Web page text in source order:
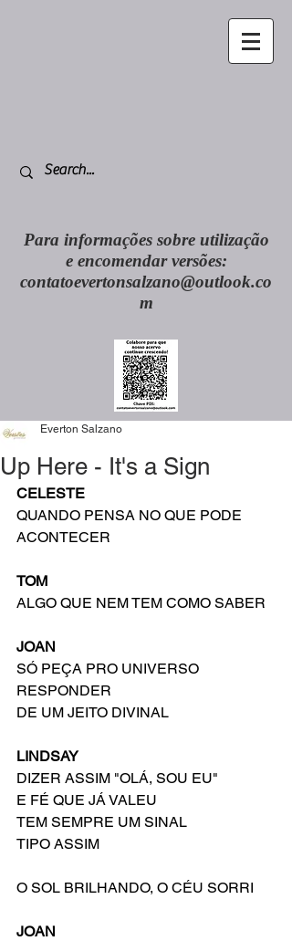
Para informações sobre utilização
e encomendar versões:
contatoevertonsalzano@outlook.co
m
Up Here - It's a Sign
Everton Salzano
CELESTE
QUANDO PENSA NO QUE PODE
ACONTECER
TOM
ALGO QUE NEM TEM COMO SABER
JOAN
SÓ PEÇA PRO UNIVERSO
RESPONDER
DE UM JEITO DIVINAL
LINDSAY
DIZER ASSIM "OLÁ, SOU EU"
E FÉ QUE JÁ VALEU
TEM SEMPRE UM SINAL
TIPO ASSIM
O SOL BRILHANDO, O CÉU SORRI
JOAN